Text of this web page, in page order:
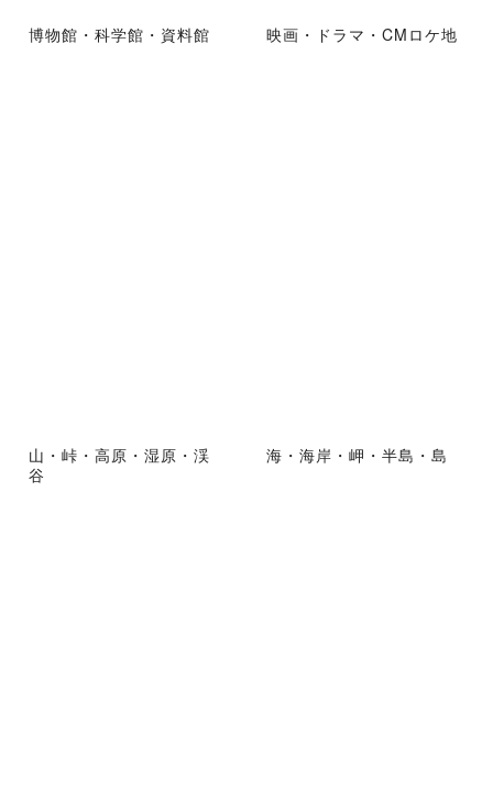
博物館・科学館・資料館 映画・ドラマ・CMロケ地
山・峠・高原・湿原・渓
谷
海・海岸・岬・半島・島